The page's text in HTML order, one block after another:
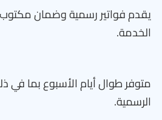
يقدم فواتير رسمية وضمان مكتوب
الخدمة.
متوفر طوال أيام الأسبوع بما في
الرسمية.